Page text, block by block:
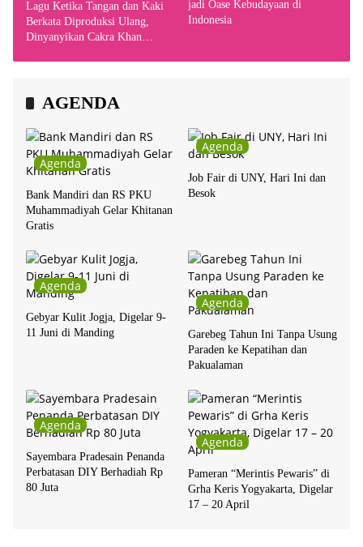
Lagu Ketika Tangan dan Kaki
Berkata Diproduksi Ulang,
Dinyanyikan Cakra Khan
jadi Oase Kebudayaan di
Indonesia
AGENDA
Agenda
Bank Mandiri dan RS PKU
Muhammadiyah Gelar Khitanan
Gratis
Agenda
Job Fair di UNY, Hari Ini dan
Besok
Agenda
Gebyar Kulit Jogja, Digelar 9-
11 Juni di Manding
Agenda
Garebeg Tahun Ini Tanpa Usung
Paraden ke Kepatihan dan
Pakualaman
Agenda
Sayembara Pradesain Penanda
Perbatasan DIY Berhadiah Rp
80 Juta
Agenda
Pameran “Merintis Pewaris” di
Grha Keris Yogyakarta, Digelar
17 – 20 April